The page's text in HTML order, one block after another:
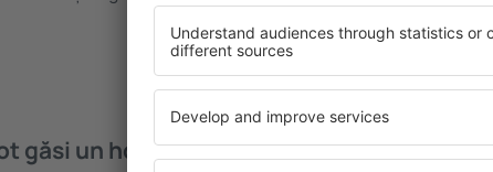
găsi un hotel în Columbus?